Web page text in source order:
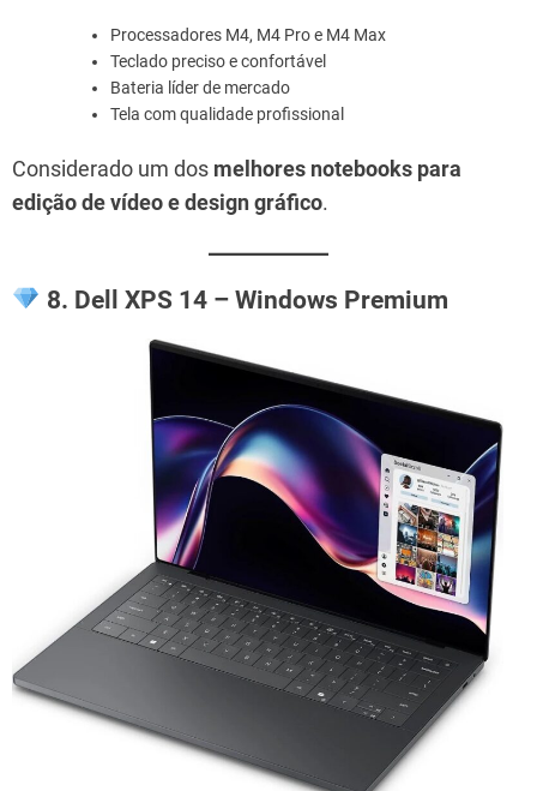
Processadores M4, M4 Pro e M4 Max
Teclado preciso e confortável
Bateria líder de mercado
Tela com qualidade profissional
Considerado um dos melhores notebooks para
edição de vídeo e design gráfico.
8. Dell XPS 14 – Windows Premium